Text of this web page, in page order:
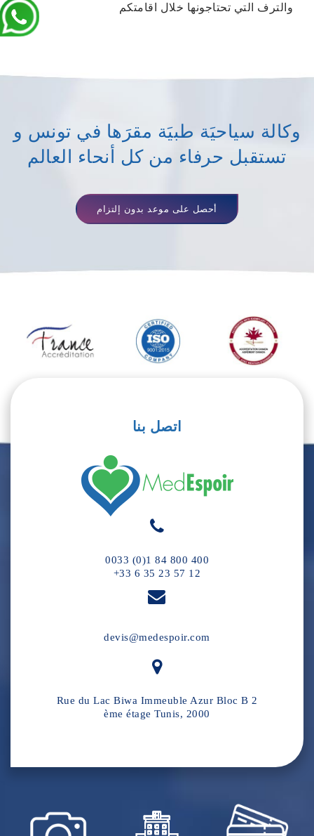
والترف التي تحتاجونها خلال اقامتكم
وكالة سياحيَة طبيَة مقرَها في تونس و
تستقبل حرفاء من كل أنحاء العالم
أحصل على موعد بدون إلتزام
اتصل بنا
0033 (0)1 84 800 400
+33 6 35 23 57 12
devis@medespoir.com
Rue du Lac Biwa Immeuble Azur Bloc B 2
ème étage Tunis, 2000